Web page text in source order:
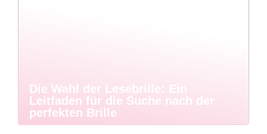
Die Wahl der Lesebrille: Ein
Leitfaden für die Suche nach der
perfekten Brille